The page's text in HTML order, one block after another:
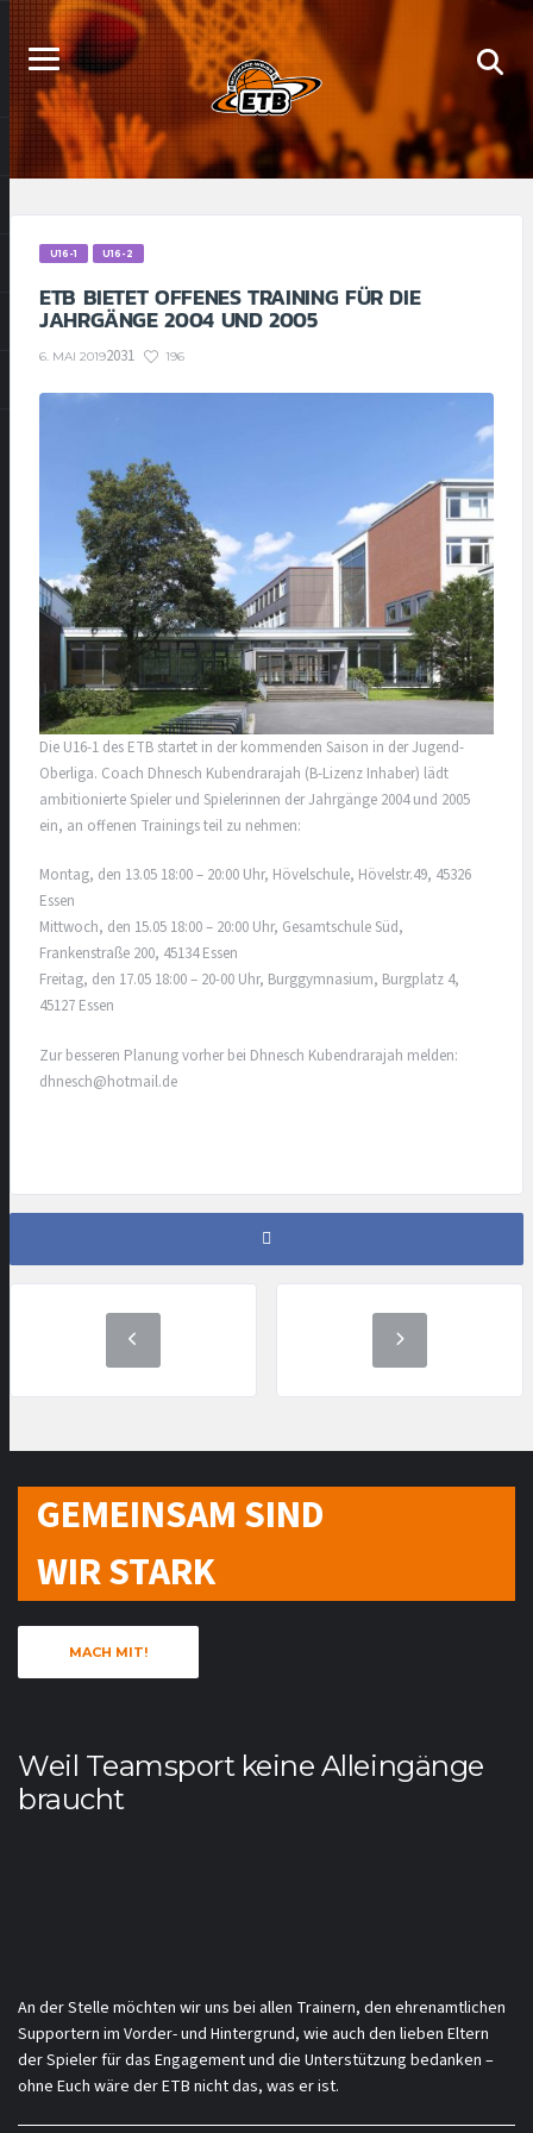
U16-1 U16-2
ETB BIETET OFFENES TRAINING FÜR DIE
JAHRGÄNGE 2004 UND 2005
6. MAI 20192031 196
Die U16-1 des ETB startet in der kommenden Saison in der Jugend-
Oberliga. Coach Dhnesch Kubendrarajah (B-Lizenz Inhaber) lädt
ambitionierte Spieler und Spielerinnen der Jahrgänge 2004 und 2005
ein, an offenen Trainings teil zu nehmen:
Montag, den 13.05 18:00 – 20:00 Uhr, Hövelschule, Hövelstr.49, 45326
Essen
Mittwoch, den 15.05 18:00 – 20:00 Uhr, Gesamtschule Süd,
Frankenstraße 200, 45134 Essen
Freitag, den 17.05 18:00 – 20-00 Uhr, Burggymnasium, Burgplatz 4,
45127 Essen
Zur besseren Planung vorher bei Dhnesch Kubendrarajah melden:
dhnesch@hotmail.de
GEMEINSAM SIND
WIR STARK
MACH MIT!
Weil Teamsport keine Alleingänge
braucht
An der Stelle möchten wir uns bei allen Trainern, den ehrenamtlichen
Supportern im Vorder- und Hintergrund, wie auch den lieben Eltern
der Spieler für das Engagement und die Unterstützung bedanken –
ohne Euch wäre der ETB nicht das, was er ist.